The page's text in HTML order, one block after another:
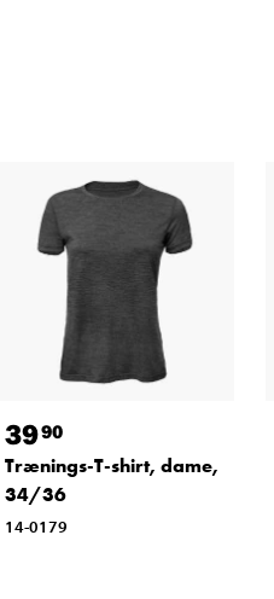
3990
Trænings-T-shirt, dame,
34/36
14-0179